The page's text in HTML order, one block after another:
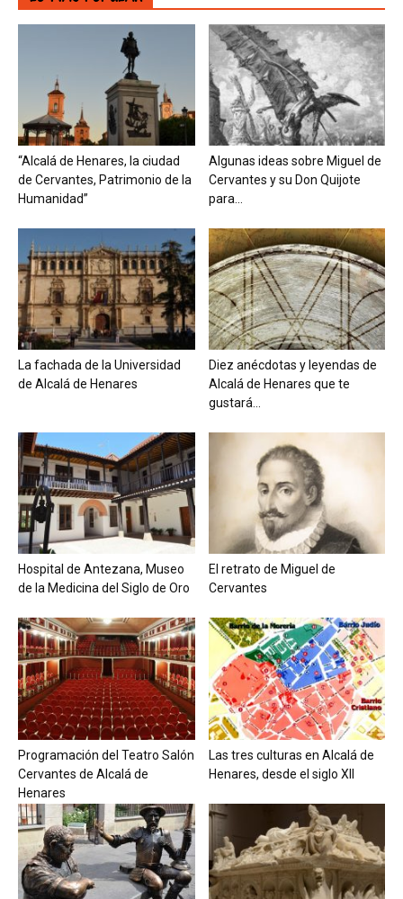
“Alcalá de Henares, la ciudad
de Cervantes, Patrimonio de la
Humanidad”
Algunas ideas sobre Miguel de
Cervantes y su Don Quijote
para...
La fachada de la Universidad
de Alcalá de Henares
Diez anécdotas y leyendas de
Alcalá de Henares que te
gustará...
Hospital de Antezana, Museo
de la Medicina del Siglo de Oro
El retrato de Miguel de
Cervantes
Programación del Teatro Salón
Cervantes de Alcalá de
Henares
Las tres culturas en Alcalá de
Henares, desde el siglo XII